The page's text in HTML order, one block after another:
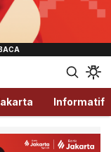
Informatif